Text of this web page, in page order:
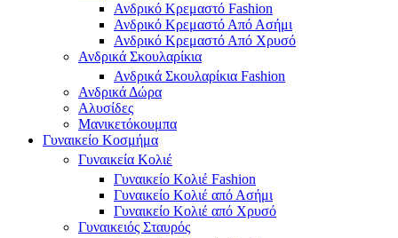
Ανδρικό Κρεμαστό Fashion
Ανδρικό Κρεμαστό Από Ασήμι
Ανδρικό Κρεμαστό Από Χρυσό
Ανδρικά Σκουλαρίκια
Ανδρικά Σκουλαρίκια Fashion
Ανδρικά Δώρα
Αλυσίδες
Μανικετόκουμπα
Γυναικείο Κοσμήμα
Γυναικεία Κολιέ
Γυναικείο Κολιέ Fashion
Γυναικείο Κολιέ από Ασήμι
Γυναικείο Κολιέ από Χρυσό
Γυναικειός Σταυρός